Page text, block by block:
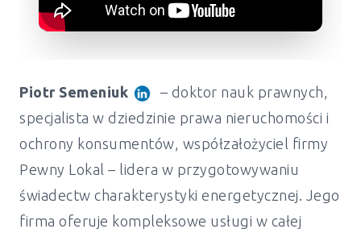
Piotr Semeniuk
– doktor nauk prawnych,
specjalista w dziedzinie prawa nieruchomości i
ochrony konsumentów, współzałożyciel firmy
Pewny Lokal – lidera w przygotowywaniu
świadectw charakterystyki energetycznej. Jego
firma oferuje kompleksowe usługi w całej